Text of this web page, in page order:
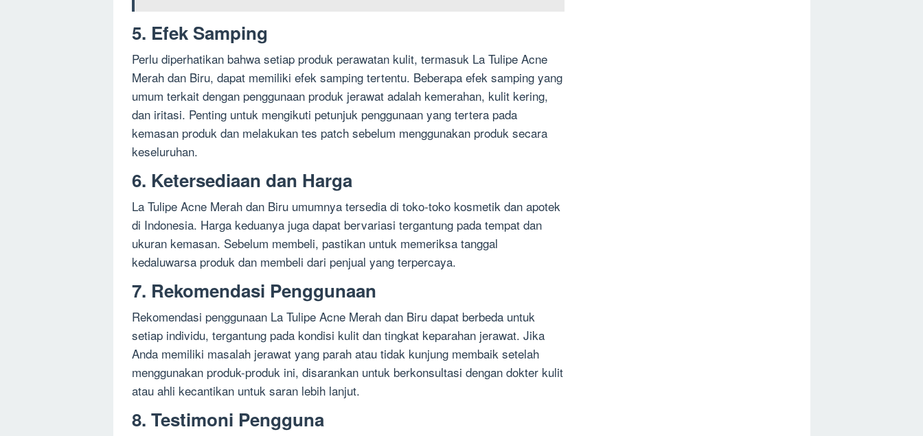
5. Efek Samping
Perlu diperhatikan bahwa setiap produk perawatan kulit, termasuk La Tulipe Acne
Merah dan Biru, dapat memiliki efek samping tertentu. Beberapa efek samping yang
umum terkait dengan penggunaan produk jerawat adalah kemerahan, kulit kering,
dan iritasi. Penting untuk mengikuti petunjuk penggunaan yang tertera pada
kemasan produk dan melakukan tes patch sebelum menggunakan produk secara
keseluruhan.
6. Ketersediaan dan Harga
La Tulipe Acne Merah dan Biru umumnya tersedia di toko-toko kosmetik dan apotek
di Indonesia. Harga keduanya juga dapat bervariasi tergantung pada tempat dan
ukuran kemasan. Sebelum membeli, pastikan untuk memeriksa tanggal
kedaluwarsa produk dan membeli dari penjual yang terpercaya.
7. Rekomendasi Penggunaan
Rekomendasi penggunaan La Tulipe Acne Merah dan Biru dapat berbeda untuk
setiap individu, tergantung pada kondisi kulit dan tingkat keparahan jerawat. Jika
Anda memiliki masalah jerawat yang parah atau tidak kunjung membaik setelah
menggunakan produk-produk ini, disarankan untuk berkonsultasi dengan dokter kulit
atau ahli kecantikan untuk saran lebih lanjut.
8. Testimoni Pengguna